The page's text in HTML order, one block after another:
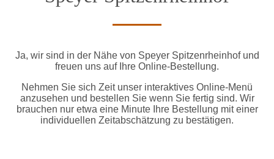
Ja, wir sind in der Nähe von Speyer Spitzenrheinhof und
freuen uns auf Ihre Online-Bestellung.
Nehmen Sie sich Zeit unser interaktives Online-Menü
anzusehen und bestellen Sie wenn Sie fertig sind. Wir
brauchen nur etwa eine Minute Ihre Bestellung mit einer
individuellen Zeitabschätzung zu bestätigen.